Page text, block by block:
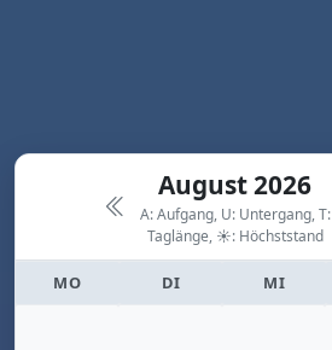
August 2026
A: Aufgang, U: Untergang, T:
Taglänge, ☀: Höchststand
MO DI MI